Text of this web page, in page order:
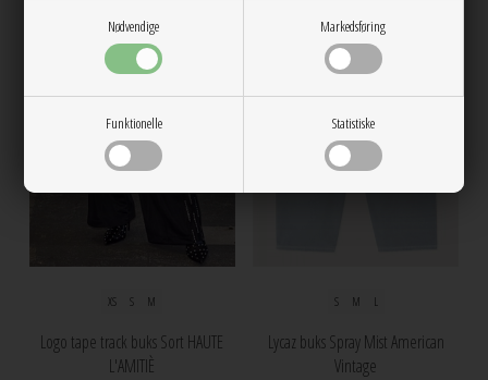
Nødvendige Markedsføring
Funktionelle Statistiske
XS S M
Logo tape track buks Sort HAUTE
L'AMITIÈ
S M L
Lycaz buks Spray Mist American
Vintage